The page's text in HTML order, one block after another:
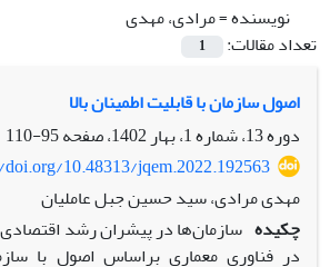
نویسنده =مرادی، مهدی
تعداد مقالات:
1
اصول سازمان با قابلیت اطمینان بالا
دوره 13، شماره 1، بهار 1402، صفحه
95-110
10.48313/jqem.2022.192563
مهدی مرادی، سید حسین جبل عاملیان
چکیده سازمان‌ها در پیشران رشد
در فناوری‌ معماری براساس اصول با